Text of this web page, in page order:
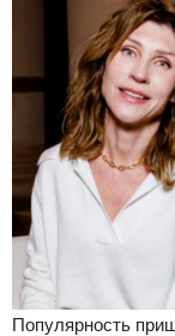
Популярность